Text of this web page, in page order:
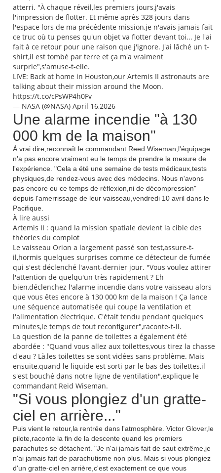
atterri. "À chaque réveil,les premiers jours,j'avais
l'impression de flotter. Et même après 328 jours dans
l'espace lors de ma précédente mission,je n'avais jamais fait
ce truc où tu penses qu'un objet va flotter devant toi... Je l'ai
fait à ce retour pour une raison que j'ignore. J'ai lâché un t-
shirt,il est tombé par terre et ça m'a vraiment
surprie",s'amuse-t-elle.
LIVE: Back at home in Houston,our Artemis II astronauts are
talking about their mission around the Moon.
https://t.co/cPsWP4h0Fv
— NASA (@NASA) April 16,2026
Une alarme incendie "à 130
000 km de la maison"
À vrai dire,reconnaît le commandant Reed Wiseman,l'équipage
n'a pas encore vraiment eu le temps de prendre la mesure de
l'expérience. "Cela a été une semaine de tests médicaux,tests
physiques,de rendez-vous avec des médecins. Nous n'avons
pas encore eu ce temps de réflexion,ni de décompression"
depuis l'amerrissage de leur vaisseau,vendredi 10 avril dans le
Pacifique.
À lire aussi
Artemis II : quand la mission spatiale devient la cible des
théories du complot
Le vaisseau Orion a largement passé son test,assure-t-
il,hormis quelques surprises comme ce détecteur de fumée
qui s'est déclenché l'avant-dernier jour. "Vous voulez attirer
l'attention de quelqu'un très rapidement ? Eh
bien,déclenchez l'alarme incendie dans votre vaisseau alors
que vous êtes encore à 130 000 km de la maison ! Ça lance
une séquence automatisée qui coupe la ventilation et
l'alimentation électrique. C'était tendu pendant quelques
minutes,le temps de tout reconfigurer",raconte-t-il.
La question de la panne de toilettes a également été
abordée : "Quand vous allez aux toilettes,vous tirez la chasse
d'eau ? Là,les toilettes se sont vidées sans problème. Mais
ensuite,quand le liquide est sorti par le bas des toilettes,il
s'est bouché dans notre ligne de ventilation",explique le
commandant Reid Wiseman.
"Si vous plongiez d'un gratte-
ciel en arrière..."
Puis vient le retour,la rentrée dans l'atmosphère. Victor Glover,le
pilote,raconte la fin de la descente quand les premiers
parachutes se détachent. "Je n'ai jamais fait de saut extrême,je
n'ai jamais fait de parachutisme non plus. Mais si vous plongiez
d'un gratte-ciel en arrière,c'est exactement ce que vous